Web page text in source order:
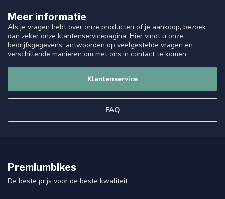
Meer informatie
Als je vragen hebt over onze producten of je aankoop, bezoek
dan zeker onze klantenservicepagina. Hier vindt u onze
bedrijfsgegevens, antwoorden op veelgestelde vragen en
verschillende manieren om met ons in contact te komen.
Klantenservice
FAQ
Premiumbikes
De beste prijs voor de beste kwaliteit